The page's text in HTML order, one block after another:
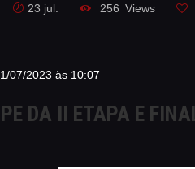
23 jul. 256 Views
07/2023 às 10:07
DA II ETAPA E